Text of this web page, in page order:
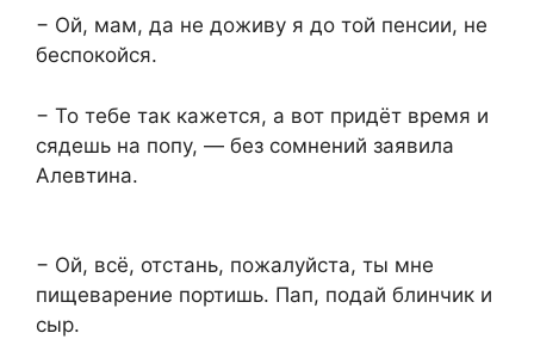
− Ой, мам, да не доживу я до той пенсии, не
беспокойся.
− То тебе так кажется, а вот придёт время и
сядешь на попу, — без сомнений заявила
Алевтина.
− Ой, всё, отстань, пожалуйста, ты мне
пищеварение портишь. Пап, подай блинчик и
сыр.